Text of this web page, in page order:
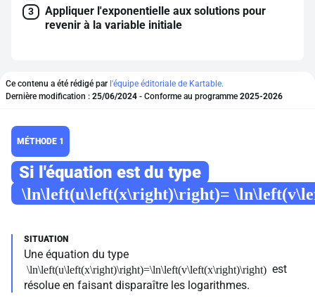
3
Appliquer l'exponentielle aux solutions pour
revenir à la variable initiale
Ce contenu a été rédigé par l'équipe éditoriale de Kartable.
Dernière modification : 25/06/2024 - Conforme au programme 2025-2026
MÉTHODE 1
Si l'équation est du type
\ln\left(u\left(x\right)\right)=
Une équation du type
\ln\left(u\left(x\right)\right)=\ln\left(v\left(x\right)\right) est
résolue en faisant disparaître les logarithmes.